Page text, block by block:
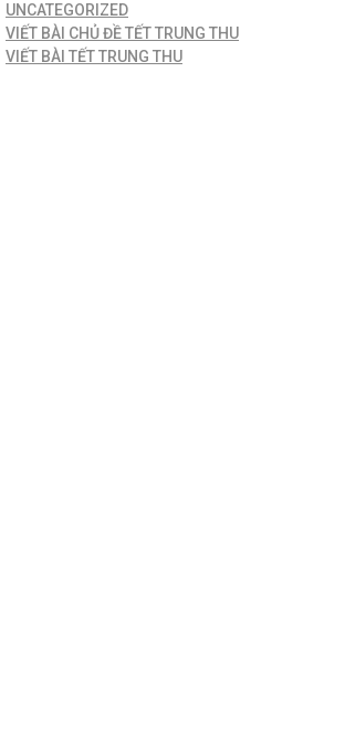
UNCATEGORIZED
VIẾT BÀI CHỦ ĐỀ TẾT TRUNG THU
VIẾT BÀI TẾT TRUNG THU